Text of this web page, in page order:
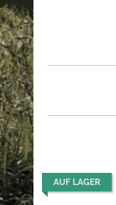
AUF LAGER